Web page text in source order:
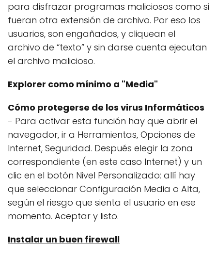
para disfrazar programas maliciosos como si
fueran otra extensión de archivo. Por eso los
usuarios, son engañados, y cliquean el
archivo de “texto” y sin darse cuenta ejecutan
el archivo malicioso.
Explorer como mínimo a "Media"
Cómo protegerse de los virus Informáticos
- Para activar esta función hay que abrir el
navegador, ir a Herramientas, Opciones de
Internet, Seguridad. Después elegir la zona
correspondiente (en este caso Internet) y un
clic en el botón Nivel Personalizado: allí hay
que seleccionar Configuración Media o Alta,
según el riesgo que sienta el usuario en ese
momento. Aceptar y listo.
Instalar un buen firewall